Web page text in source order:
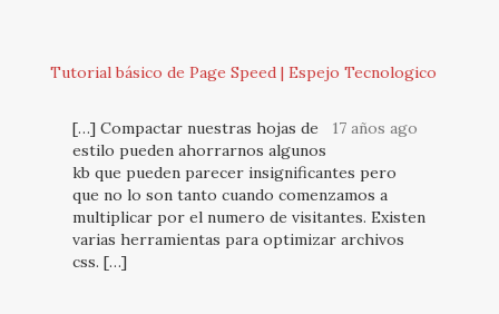
Tutorial básico de Page Speed | Espejo Tecnologico
17 años ago
[…] Compactar nuestras hojas de
estilo pueden ahorrarnos algunos
kb que pueden parecer insignificantes pero
que no lo son tanto cuando comenzamos a
multiplicar por el numero de visitantes. Existen
varias herramientas para optimizar archivos
css. […]